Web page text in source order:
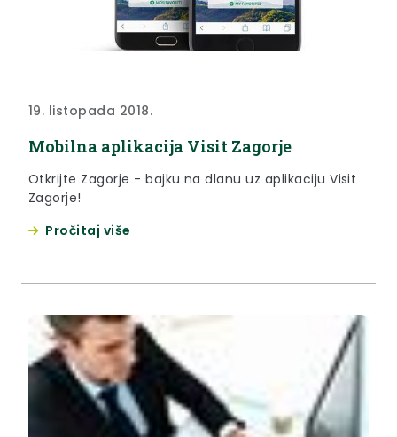
19. listopada 2018.
Mobilna aplikacija Visit Zagorje
Otkrijte Zagorje - bajku na dlanu uz aplikaciju Visit
Zagorje!
Pročitaj više